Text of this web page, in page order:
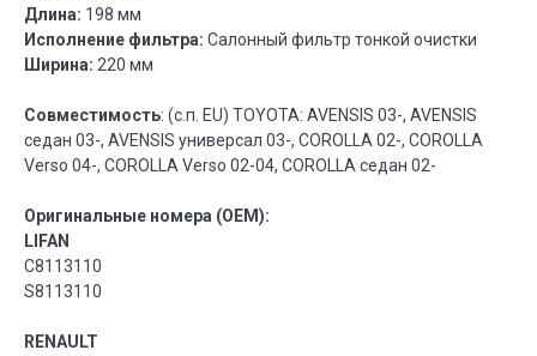
Длина: 198 мм
Исполнение фильтра: Салонный фильтр тонкой очистки
Ширина: 220 мм
Совместимость: (с.п. EU) TOYOTA: AVENSIS 03-, AVENSIS
седан 03-, AVENSIS универсал 03-, COROLLA 02-, COROLLA
Verso 04-, COROLLA Verso 02-04, COROLLA седан 02-
Оригинальные номера (OEM):
LIFAN
C8113110
S8113110
RENAULT